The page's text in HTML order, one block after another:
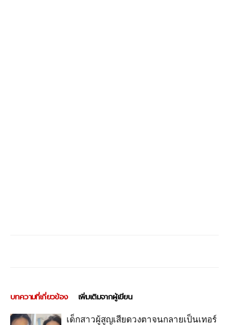
บทความที่เกี่ยวข้อง เพิ่มเติมจากผู้เขียน
เด็กสาวผู้สูญเสียดวงตาจนกลายเป็นเทอร์